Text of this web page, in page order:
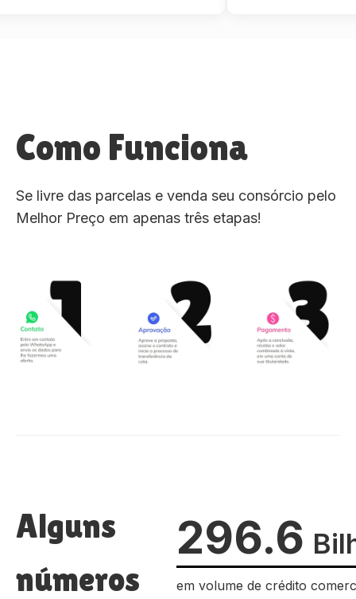
Como Funciona
Se livre das parcelas e venda seu consórcio pelo
Melhor Preço em apenas três etapas!
Alguns
números
296.6
em volume de crédito